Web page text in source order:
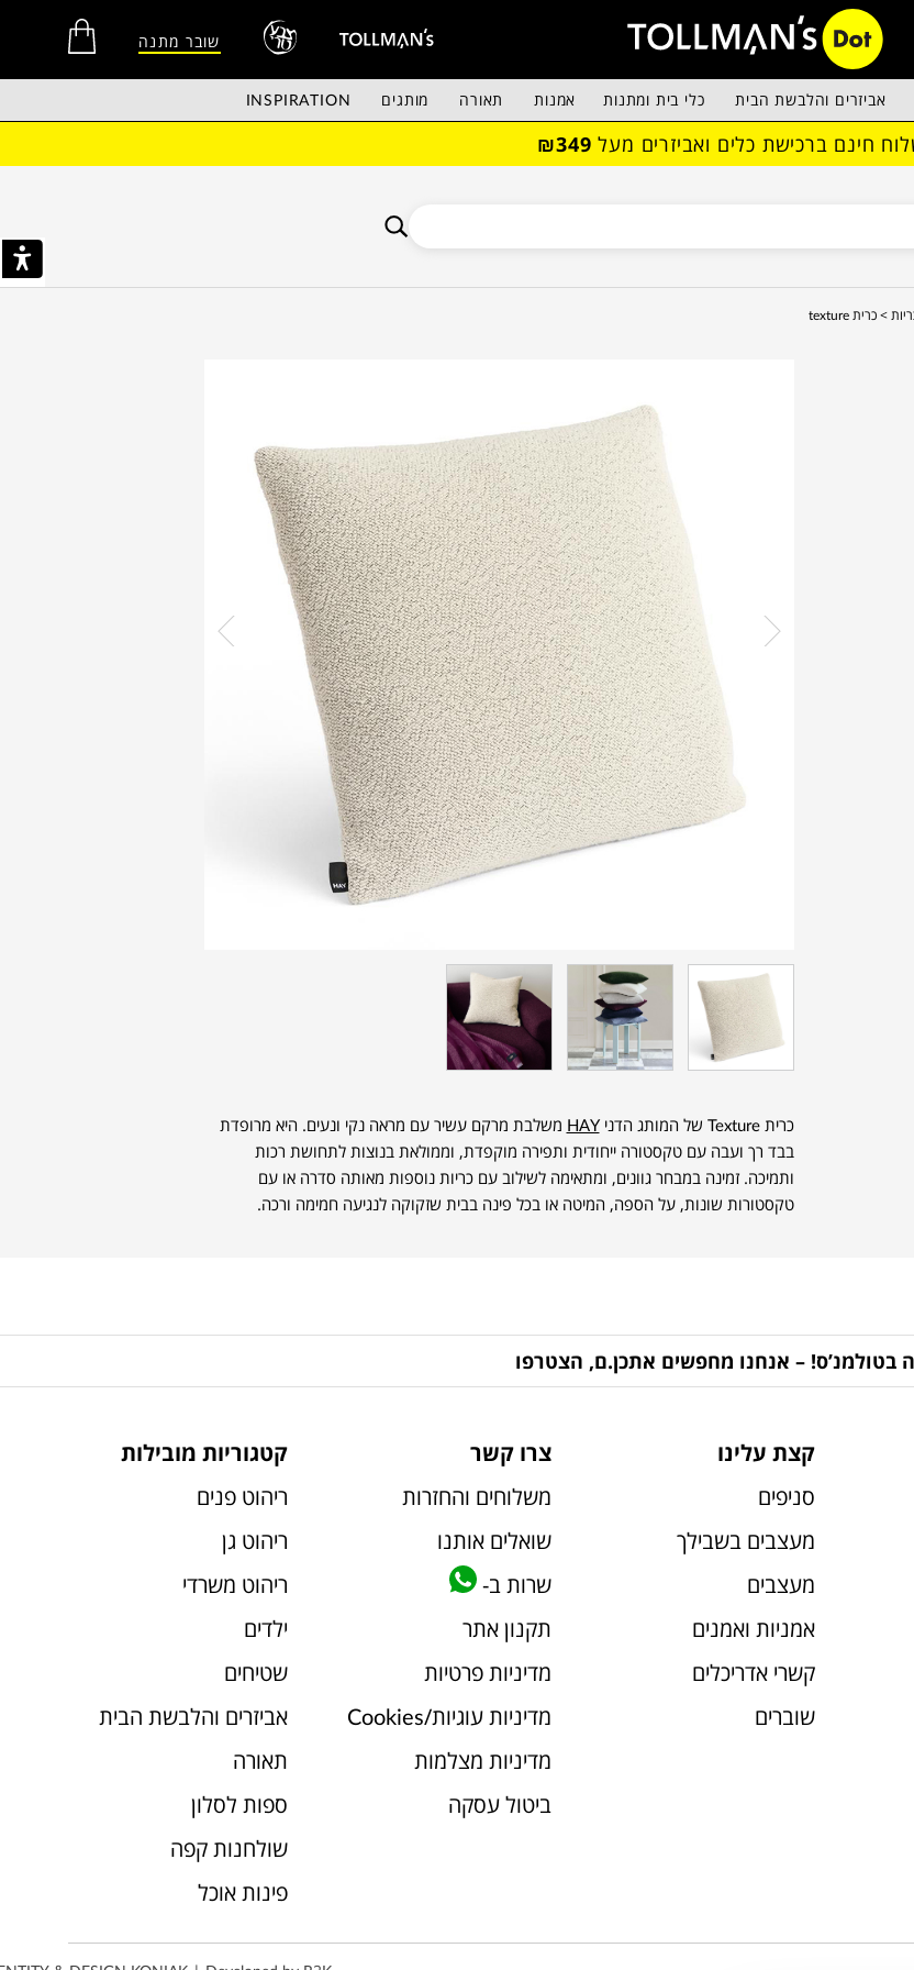
שובר מתנה
אביזרים והלבשת הבית כלי בית ומתנות אמנות תאורה מותגים INSPIRATION
חינם ברכישת כלים ואביזרים מעל ₪349
> כרית texture
כרית Texture של המותג הדני HAY משלבת מרקם עשיר עם מראה נקי ונעים. היא מרופדת
בבד רך ועבה עם טקסטורה ייחודית ותפירה מוקפדת, וממולאת בנוצות לתחושת רכות
ותמיכה. זמינה במבחר גוונים, ומתאימה לשילוב עם כריות נוספות מאותה סדרה או עם
טקסטורות שונות, על הספה, המיטה או בכל פינה בבית שזקוקה לנגיעה חמימה ורכה.
בטולמנ’ס! – אנחנו מחפשים אתכן.ם, הצטרפו
קצת עלינו
סניפים
מעצבים בשבילך
מעצבים
אמניות ואמנים
קשרי אדריכלים
שוברים
צרו קשר
משלוחים והחזרות
שואלים אותנו
שרות ב-
תקנון אתר
מדיניות פרטיות
מדיניות עוגיות/Cookies
מדיניות מצלמות
ביטול עסקה
קטגוריות מובילות
ריהוט פנים
ריהוט גן
ריהוט משרדי
ילדים
שטיחים
אביזרים והלבשת הבית
תאורה
ספות לסלון
שולחנות קפה
פינות אוכל